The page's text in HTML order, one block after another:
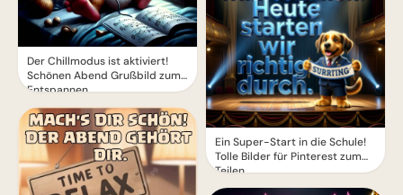
Der Chillmodus ist aktiviert!
Schönen Abend Grußbild zum
Entspannen
Ein Super-Start in die Schule!
Tolle Bilder für Pinterest zum
Teilen.